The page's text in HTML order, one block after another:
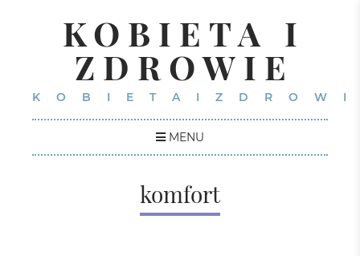
KOBIETA I
ZDROWIE
MENU
komfort